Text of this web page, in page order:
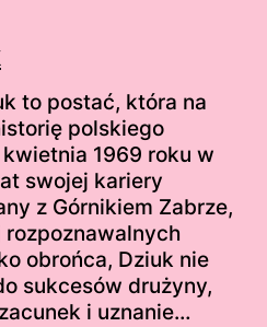
to postać, która na
polskiego
1969 roku w
swojej kariery
z Górnikiem Zabrze,
obrońca, Dziuk nie
sukcesów drużyny,
i uznanie…